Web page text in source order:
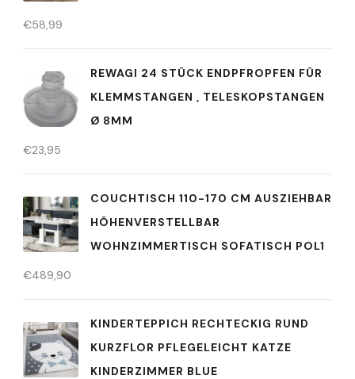
€58,99
REWAGI 24 STÜCK ENDPFROPFEN FÜR
KLEMMSTANGEN , TELESKOPSTANGEN
Ø 8MM
€23,95
COUCHTISCH 110-170 CM AUSZIEHBAR
HÖHENVERSTELLBAR
WOHNZIMMERTISCH SOFATISCH POL1
€489,90
KINDERTEPPICH RECHTECKIG RUND
KURZFLOR PFLEGELEICHT KATZE
KINDERZIMMER BLUE